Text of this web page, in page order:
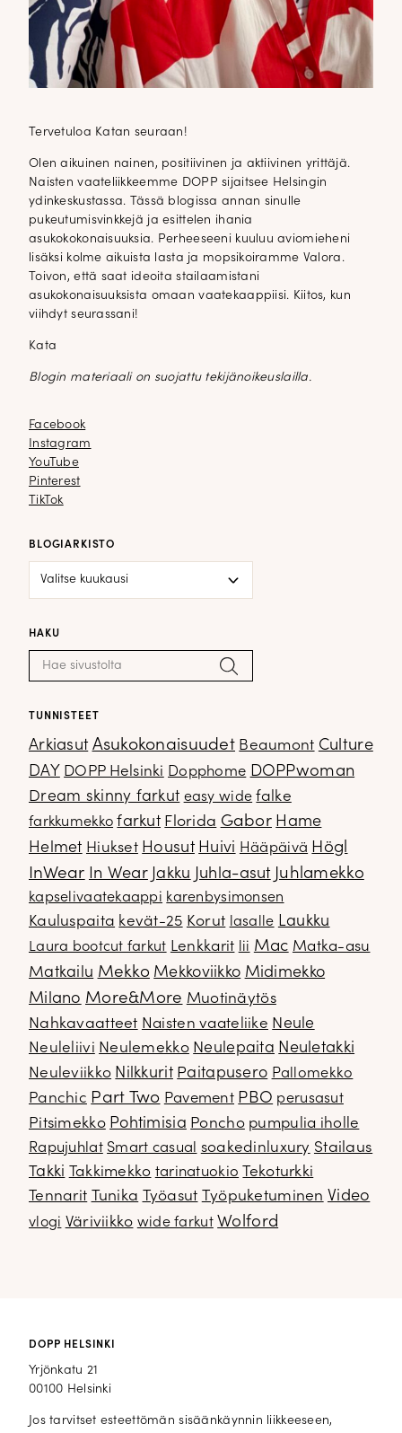
Tervetuloa Katan seuraan!
Olen aikuinen nainen, positiivinen ja aktiivinen yrittäjä.
Naisten vaateliikkeemme DOPP sijaitsee Helsingin
ydinkeskustassa. Tässä blogissa annan sinulle
pukeutumisvinkkejä ja esittelen ihania
asukokokonaisuuksia. Perheeseeni kuuluu aviomieheni
lisäksi kolme aikuista lasta ja mopsikoiramme Valora.
Toivon, että saat ideoita stailaamistani
asukokonaisuuksista omaan vaatekaappiisi. Kiitos, kun
viihdyt seurassani!
Kata
Blogin materiaali on suojattu tekijänoikeuslailla.
Facebook
Facebook
Instagram
Instagram
YouTube
YouTube
Pinterest
Pinterest
TikTok
TikTok
BLOGIARKISTO
HAKU
Haku: Hae
TUNNISTEET
Arkiasut Asukokonaisuudet Beaumont Culture
DAY DOPP Helsinki Dopphome DOPPwoman
Dream skinny farkut easy wide falke
farkkumekko farkut Florida Gabor Hame
Helmet Hiukset Housut Huivi Hääpäivä Högl
InWear In Wear Jakku Juhla-asut Juhlamekko
kapselivaatekaappi karenbysimonsen
Kauluspaita kevät-25 Korut lasalle Laukku
Laura bootcut farkut Lenkkarit lii Mac Matka-asu
Matkailu Mekko Mekkoviikko Midimekko
Milano More&More Muotinäytös
Nahkavaatteet Naisten vaateliike Neule
Neuleliivi Neulemekko Neulepaita Neuletakki
Neuleviikko Nilkkurit Paitapusero Pallomekko
Panchic Part Two Pavement PBO perusasut
Pitsimekko Pohtimisia Poncho pumpulia iholle
Rapujuhlat Smart casual soakedinluxury Stailaus
Takki
Takkimekko tarinatuokio
Tekoturkki
Tennarit
Tunika Työasut Työpuketuminen Video
vlogi Väriviikko wide farkut Wolford
DOPP HELSINKI
Yrjönkatu 21
00100 Helsinki
Jos tarvitset esteettömän sisäänkäynnin liikkeeseen,